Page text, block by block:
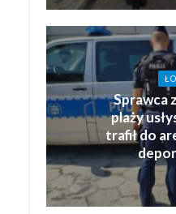
Sprawca
plaży
trafił do